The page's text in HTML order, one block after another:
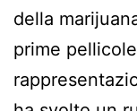
della
prime